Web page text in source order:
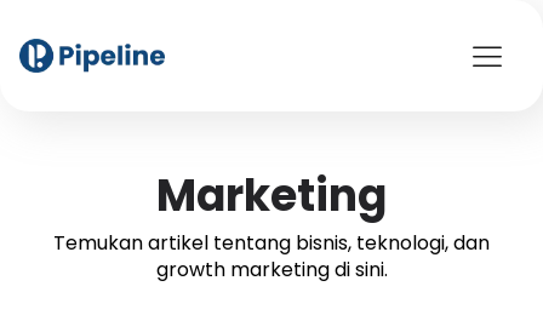
Marketing
Temukan artikel tentang bisnis, teknologi, dan
growth marketing di sini.